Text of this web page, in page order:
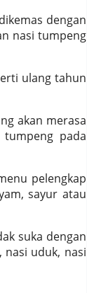
dengan
nasi tumpeng
ulang tahun
akan merasa
pada
pelengkap
sayur atau
suka dengan
nasi uduk, nasi